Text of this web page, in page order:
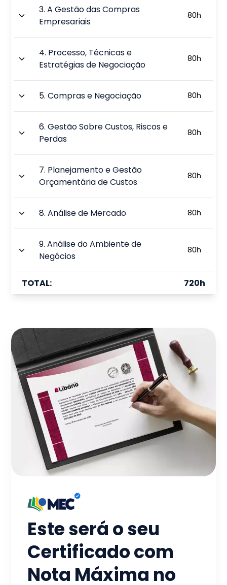
3.A Gestão das Compras
Empresariais
80h
4. Processo, Técnicas e
Estratégias de Negociação
80h
5.Compras e Negociação 80h
6.Gestão Sobre Custos, Riscos e
Perdas
80h
7. Planejamento e Gestão
Orçamentária de Custos
80h
8.Análise de Mercado 80h
9.Análise do Ambiente de
Negócios
80h
TOTAL: 720h
Este será o seu
Certificado com
Nota Máxima no